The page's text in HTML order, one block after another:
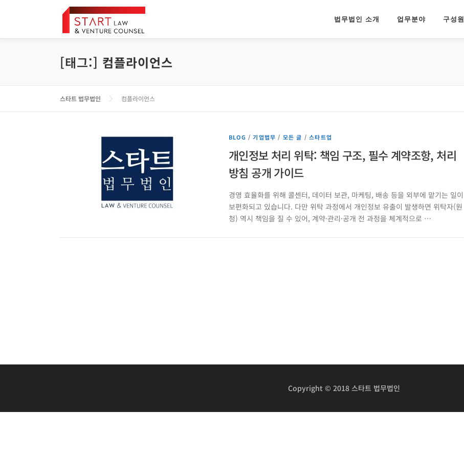
로
법무법인 소개 업무분야 구성원
[태그:] 컴플라이언스
스타트 법무법인 컴플라이언스
BLOG /기업법무 / 모든 글 /스타트업
개인정보 처리 위탁: 책임 구조, 필수 계약조항, 처리
방침 공개 가이드
경영 효율화를 위해 콜센터, 데이터 보관, 마케팅, 배송 등을 외부에 맡기는 일이
보편화되고 있습니다. 다만 위탁 과정에서 개인정보 유출이 발생하면 위탁자(원
청) 역시 책임을 질 수 있어, 계약·관리·공개 전 과정을 체계적으로 …
Copyright © 2018 스타트 법무법인